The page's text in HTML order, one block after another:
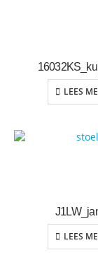
LEES
LEES